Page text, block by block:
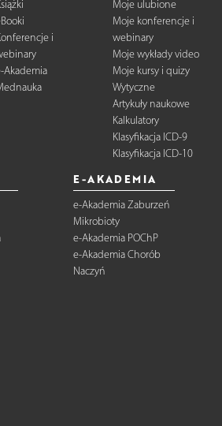
i
Akademia
Moje ulubione
Moje konferencje i
webinary
Moje wykłady video
Moje kursy i quizy
Wytyczne
Artykuły naukowe
Kalkulatory
Klasyfikacja ICD-9
Klasyfikacja ICD-10
E-AKADEMIA
e-Akademia Zaburzeń
Mikrobioty
e-Akademia POChP
e-Akademia Chorób
Naczyń